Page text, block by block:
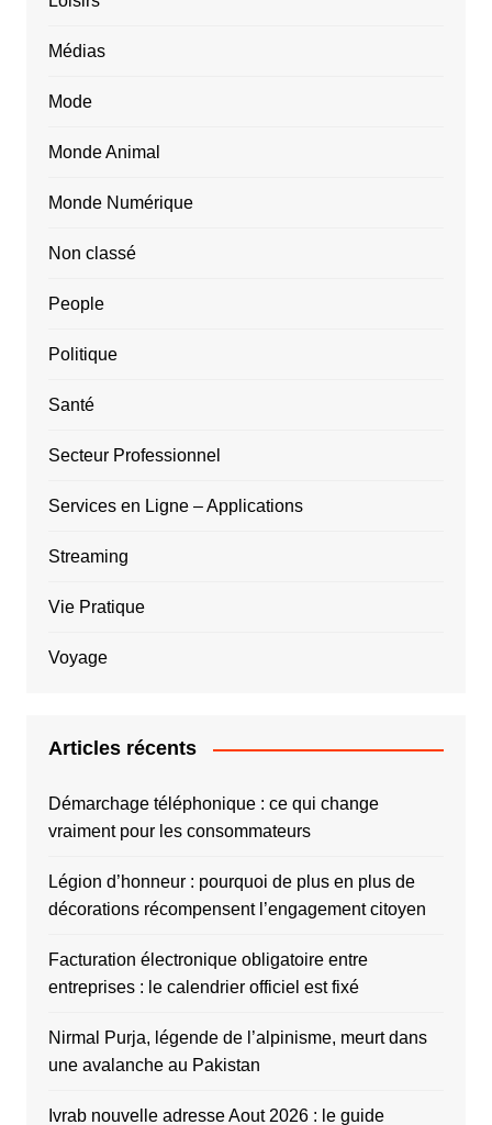
Médias
Mode
Monde Animal
Monde Numérique
Non classé
People
Politique
Santé
Secteur Professionnel
Services en Ligne – Applications
Streaming
Vie Pratique
Voyage
Articles récents
Démarchage téléphonique : ce qui change
vraiment pour les consommateurs
Légion d’honneur : pourquoi de plus en plus de
décorations récompensent l’engagement citoyen
Facturation électronique obligatoire entre
entreprises : le calendrier officiel est fixé
Nirmal Purja, légende de l’alpinisme, meurt dans
une avalanche au Pakistan
Ivrab nouvelle adresse Aout 2026 : le guide